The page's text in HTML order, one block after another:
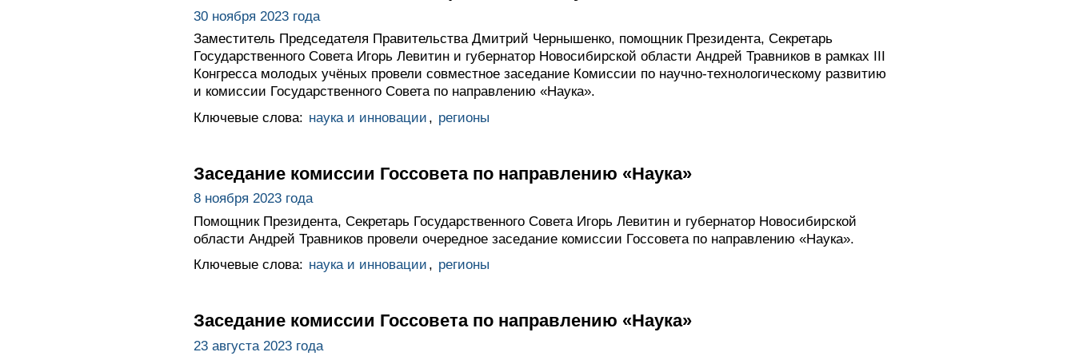
30 ноября 2023 года
Заместитель Председателя Правительства Дмитрий Чернышенко, помощник Президента, Секретарь
Государственного Совета Игорь Левитин и губернатор Новосибирской области Андрей Травников в рамках III
Конгресса молодых учёных провели совместное заседание Комиссии по научно-технологическому развитию
и комиссии Государственного Совета по направлению «Наука».
Ключевые слова: наука и инновации , регионы
Заседание комиссии Госсовета по направлению «Наука»
8 ноября 2023 года
Помощник Президента, Секретарь Государственного Совета Игорь Левитин и губернатор Новосибирской
области Андрей Травников провели очередное заседание комиссии Госсовета по направлению «Наука».
Ключевые слова: наука и инновации , регионы
Заседание комиссии Госсовета по направлению «Наука»
23 августа 2023 года